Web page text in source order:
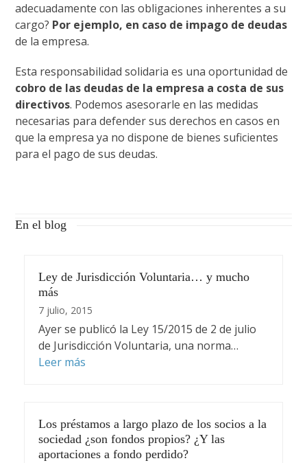
adecuadamente con las obligaciones inherentes a su
cargo? Por ejemplo, en caso de impago de deudas
de la empresa.
Esta responsabilidad solidaria es una oportunidad de
cobro de las deudas de la empresa a costa de sus
directivos. Podemos asesorarle en las medidas
necesarias para defender sus derechos en casos en
que la empresa ya no dispone de bienes suficientes
para el pago de sus deudas.
En el blog
Ley de Jurisdicción Voluntaria… y mucho
más
7 julio, 2015
Ayer se publicó la Ley 15/2015 de 2 de julio
de Jurisdicción Voluntaria, una norma…
Leer más
Los préstamos a largo plazo de los socios a la
sociedad ¿son fondos propios? ¿Y las
aportaciones a fondo perdido?